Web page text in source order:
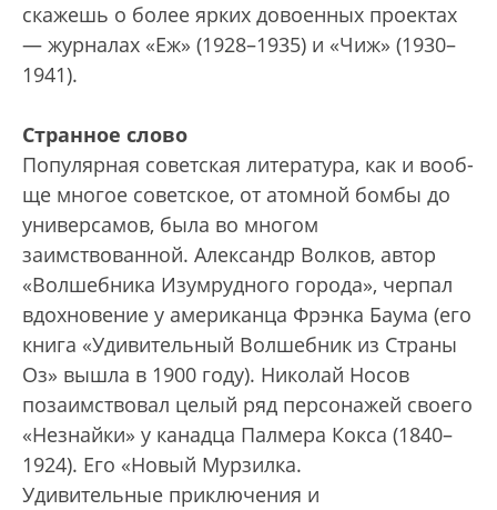
скажешь о более ярких довоенных проектах
— журналах «Еж» (1928–1935) и «Чиж» (1930–
1941).
Странное слово
Популярная советская литература, как и вооб­
ще многое советское, от атомной бомбы до
универсамов, была во многом
заимствованной. Александр Волков, автор
«Волшебника Изумрудного города», черпал
вдохновение у американца Фрэнка Баума (его
книга «Удивительный Волшебник из Страны
Оз» вышла в 1900 году). Николай Носов
позаимствовал целый ряд персонажей своего
«Незнайки» у канадца Палмера Кокса (1840–
1924). Его «Новый Мурзилка.
Удивительные приключения и